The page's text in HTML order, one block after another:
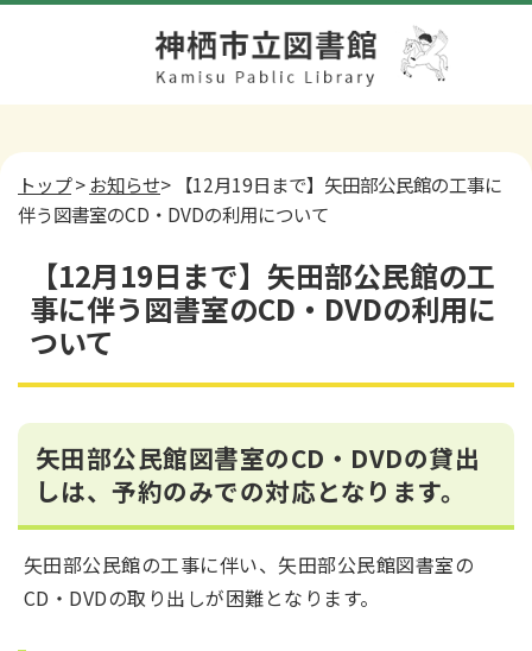
トップ>お知らせ> 【12月19日まで】矢田部公民館の工事に
伴う図書室のCD・DVDの利用について
【12月19日まで】矢田部公民館の工
事に伴う図書室のCD・DVDの利用に
ついて
矢田部公民館図書室のCD・DVDの貸出
しは、予約のみでの対応となります。
矢田部公民館の工事に伴い、矢田部公民館図書室の
CD・DVDの取り出しが困難となります。